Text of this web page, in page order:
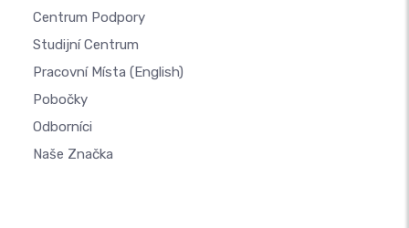
Centrum Podpory
Studijní Centrum
Pracovní Místa (English)
Pobočky
Odborníci
Naše Značka